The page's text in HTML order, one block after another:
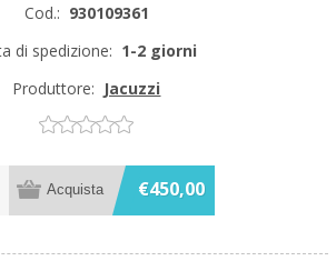
Cod.: 930109361
di spedizione: 1-2 giorni
Produttore: Jacuzzi
€450,00